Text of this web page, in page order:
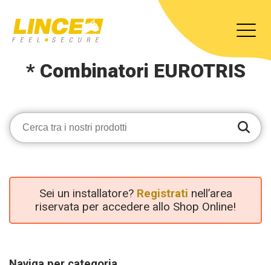
* Combinatori EUROTRIS
Sei un installatore? Registrati nell’area
riservata per accedere allo Shop Online!